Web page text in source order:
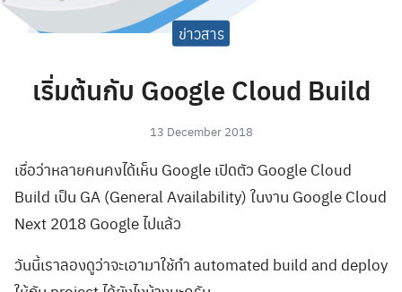
ข่าวสาร
เริ่มต้นกับ Google Cloud Build
13 December 2018
เชื่อว่าหลายคนคงได้เห็น Google เปิดตัว Google Cloud
Build เป็น GA (General Availability) ในงาน Google Cloud
Next 2018 Google ไปแล้ว
วันนี้เราลองดูว่าจะเอามาใช้ทำ automated build and deploy